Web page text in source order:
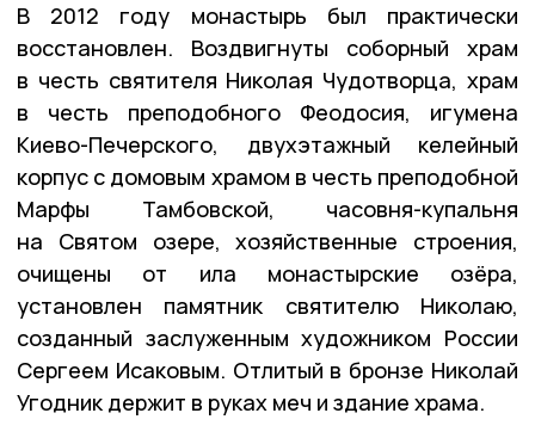
В 2012 году монастырь был практически
восстановлен. Воздвигнуты соборный храм
в честь святителя Николая Чудотворца, храм
в честь преподобного Феодосия, игумена
Киево-Печерского, двухэтажный келейный
корпус с домовым храмом в честь преподобной
Марфы Тамбовской, часовня-купальня
на Святом озере, хозяйственные строения,
очищены от ила монастырские озёра,
установлен памятник святителю Николаю,
созданный заслуженным художником России
Сергеем Исаковым. Отлитый в бронзе Николай
Угодник держит в руках меч и здание храма.